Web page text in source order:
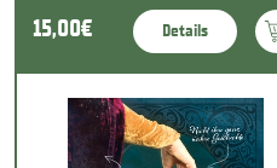
15,00€ Details